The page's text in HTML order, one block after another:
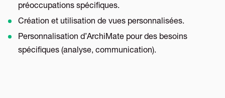
préoccupations spécifiques.
Création et utilisation de vues personnalisées.
Personnalisation d’ArchiMate pour des besoins
spécifiques (analyse, communication).